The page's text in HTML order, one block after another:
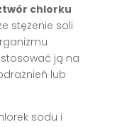
chlorku
stężenie soli
stosować ją na
lub
sodu i